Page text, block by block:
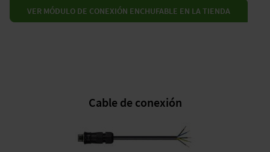
VER MÓDULO DE CONEXIÓN ENCHUFABLE EN LA TIENDA
Cable de conexión